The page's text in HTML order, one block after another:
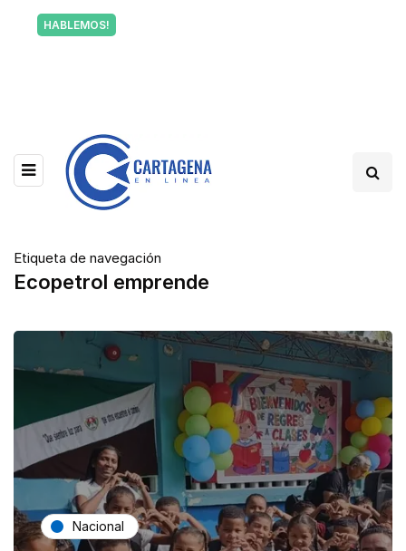
HABLEMOS!
Etiqueta de navegación
Ecopetrol emprende
Nacional